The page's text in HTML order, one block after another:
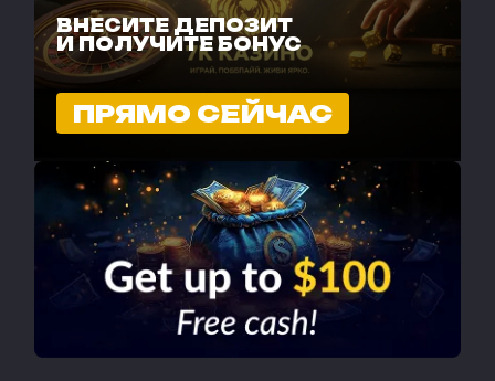
ВНЕСИТЕ ДЕПОЗИТ
И ПОЛУЧИТЕ БОНУС
ПРЯМО СЕЙЧАС